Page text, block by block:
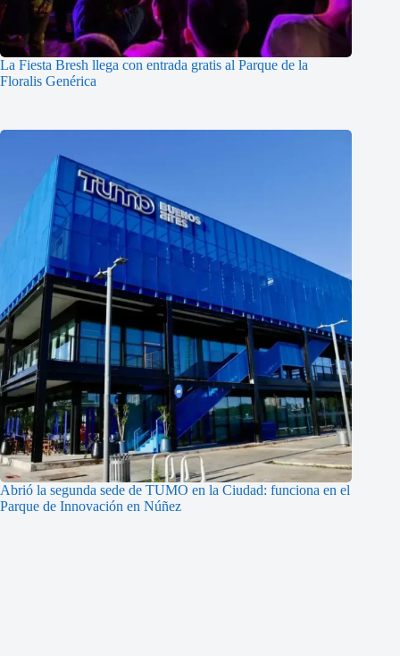
La Fiesta Bresh llega con entrada gratis al Parque de la
Floralis Genérica
Abrió la segunda sede de TUMO en la Ciudad: funciona en el
Parque de Innovación en Núñez